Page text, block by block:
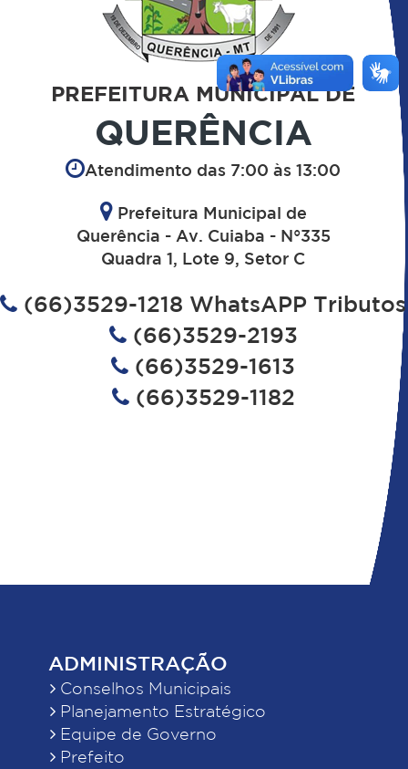
PREFEITURA MUNICIPAL DE
QUERÊNCIA
Atendimento das 7:00 às 13:00
Prefeitura Municipal de
Querência - Av. Cuiaba - N°335
Quadra 1, Lote 9, Setor C
(66)3529-1218 WhatsAPP Tributos
(66)3529-2193
(66)3529-1613
(66)3529-1182
ADMINISTRAÇÃO
Conselhos Municipais
Planejamento Estratégico
Equipe de Governo
Prefeito